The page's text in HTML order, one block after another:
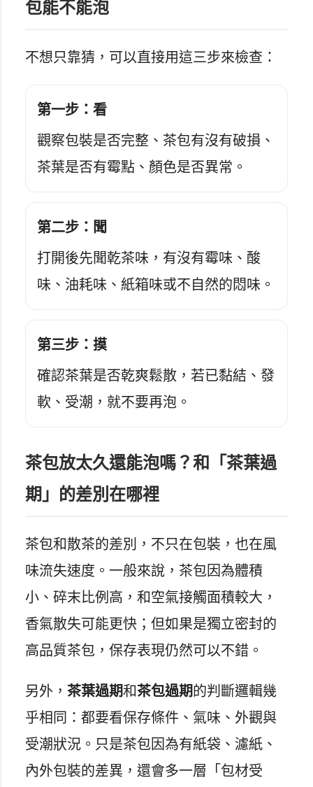
包能不能泡
不想只靠猜，可以直接用這三步來檢查：
第一步：看
觀察包裝是否完整、茶包有沒有破損、
茶葉是否有霉點、顏色是否異常。
第二步：聞
打開後先聞乾茶味，有沒有霉味、酸
味、油耗味、紙箱味或不自然的悶味。
第三步：摸
確認茶葉是否乾爽鬆散，若已黏結、發
軟、受潮，就不要再泡。
茶包放太久還能泡嗎？和「茶葉過
期」的差別在哪裡
茶包和散茶的差別，不只在包裝，也在風
味流失速度。一般來說，茶包因為體積
小、碎末比例高，和空氣接觸面積較大，
香氣散失可能更快；但如果是獨立密封的
高品質茶包，保存表現仍然可以不錯。
另外， 茶葉過期和茶包過期的判斷邏輯幾
乎相同：都要看保存條件、氣味、外觀與
受潮狀況。只是茶包因為有紙袋、濾紙、
內外包裝的差異，還會多一層「包材受